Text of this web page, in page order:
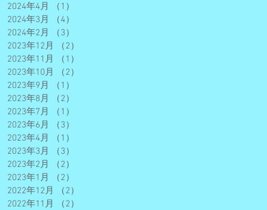
2024年4月
（1）
2024年3月
（4）
2024年2月
（3）
2023年12月
（2）
2023年11月
（1）
2023年10月
（2）
2023年9月
（1）
2023年8月
（2）
2023年7月
（1）
2023年6月
（3）
2023年4月
（1）
2023年3月
（3）
2023年2月
（2）
2023年1月
（2）
2022年12月
（2）
2022年11月
（2）